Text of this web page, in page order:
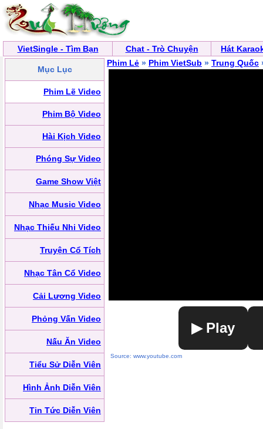
VietSingle - Tìm Bạn Chat - Trò Chuyện Hát
Mục Lục
Phim Lẽ Video
Phim Bộ Video
Hài Kịch Video
Phóng Sự Video
Game Show Việt
Nhạc Music Video
Nhạc Thiếu Nhi Video
Truyện Cổ Tích
Nhạc Tân Cổ Video
Cải Lương Video
Phỏng Vấn Video
Nấu Ăn Video
Tiểu Sử Diễn Viên
Hình Ảnh Diễn Viên
Tin Tức Diễn Viên
Phim Lẻ » Phim VietSub » Trung Quốc
▶ Play
Source: www.youtube.com